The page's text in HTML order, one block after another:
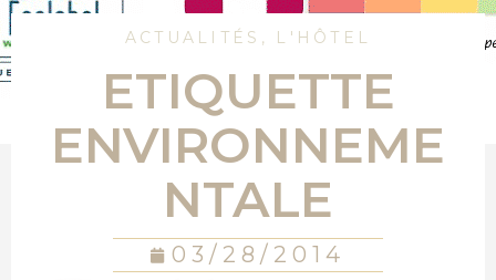
ACTUALITÉS , L'HÔTEL
ETIQUETTE
ENVIRONNEME
NTALE
03/28/2014